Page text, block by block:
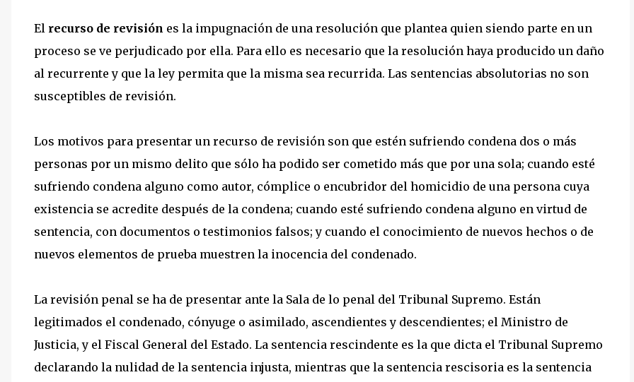
El recurso de revisión es la impugnación de una resolución que plantea quien siendo parte en un
proceso se ve perjudicado por ella. Para ello es necesario que la resolución haya producido un daño
al recurrente y que la ley permita que la misma sea recurrida. Las sentencias absolutorias no son
susceptibles de revisión.
Los motivos para presentar un recurso de revisión son que estén sufriendo condena dos o más
personas por un mismo delito que sólo ha podido ser cometido más que por una sola; cuando esté
sufriendo condena alguno como autor, cómplice o encubridor del homicidio de una persona cuya
existencia se acredite después de la condena; cuando esté sufriendo condena alguno en virtud de
sentencia, con documentos o testimonios falsos; y cuando el conocimiento de nuevos hechos o de
nuevos elementos de prueba muestren la inocencia del condenado.
La revisión penal se ha de presentar ante la Sala de lo penal del Tribunal Supremo. Están
legitimados el condenado, cónyuge o asimilado, ascendientes y descendientes; el Ministro de
Justicia, y el Fiscal General del Estado. La sentencia rescindente es la que dicta el Tribunal Supremo
declarando la nulidad de la sentencia injusta, mientras que la sentencia rescisoria es la sentencia